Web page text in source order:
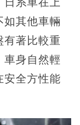
如其他車輛
有著比較重
車身自然輕
安全方性能